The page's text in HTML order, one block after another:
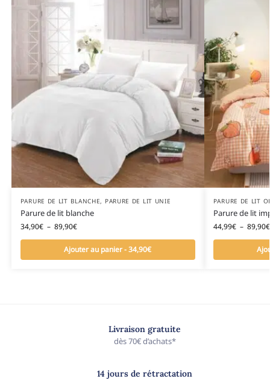
PARURE DE LIT BLANCHE, PARURE DE LIT UNIE
Parure de lit blanche
34,90€ – 89,90€
Ajouter au panier - 34,90€
PARURE DE LIT
Parure de lit
44,99€ – 89,90€
Livraison gratuite
dès 70€ d’achats*
14 jours de rétractation